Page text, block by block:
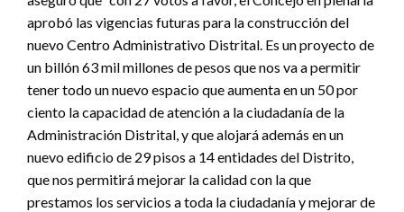
aprobó las vigencias futuras para la construcción del
nuevo Centro Administrativo Distrital. Es un proyecto de
un billón 63 mil millones de pesos que nos va a permitir
tener todo un nuevo espacio que aumenta en un 50 por
ciento la capacidad de atención a la ciudadanía de la
Administración Distrital, y que alojará además en un
nuevo edificio de 29 pisos a 14 entidades del Distrito,
que nos permitirá mejorar la calidad con la que
prestamos los servicios a toda la ciudadanía y mejorar de